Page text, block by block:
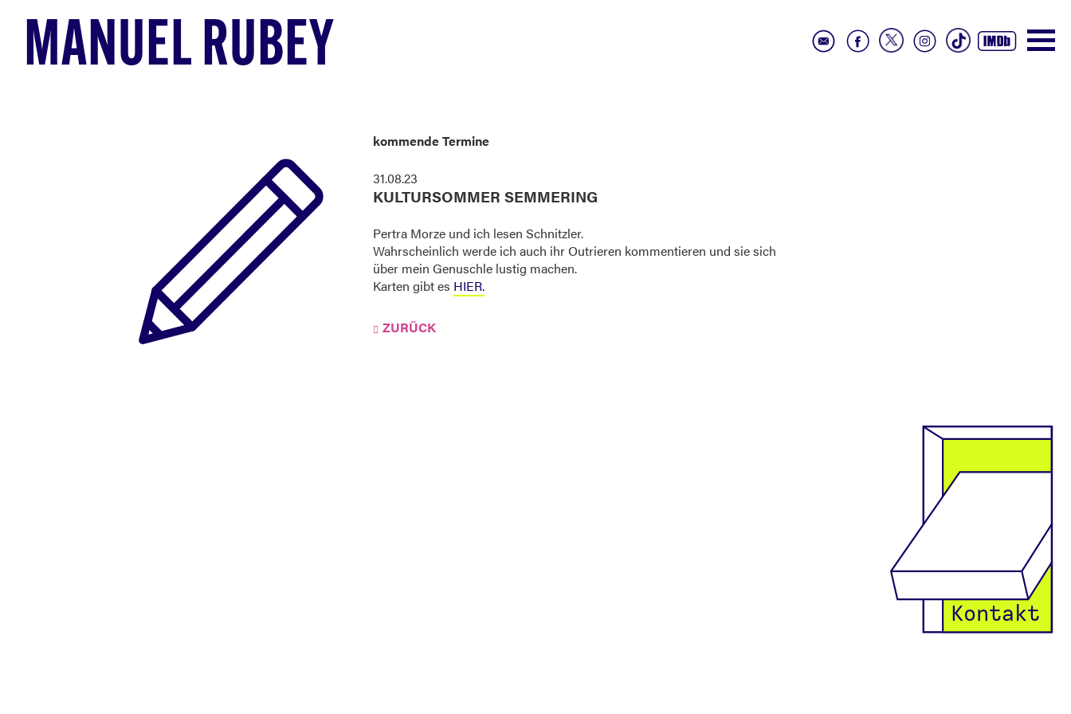
MANUEL RUBEY
kommende Termine
31.08.23
KULTURSOMMER SEMMERING
Pertra Morze und ich lesen Schnitzler.
Wahrscheinlich werde ich auch ihr Outrieren kommentieren und sie sich
über mein Genuschle lustig machen.
Karten gibt es HIER.
ZURÜCK
Kontakt